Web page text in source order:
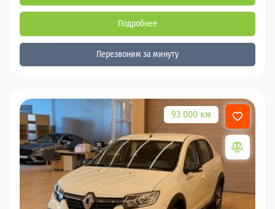
Подробнее
Перезвоним за минуту
93 000 км